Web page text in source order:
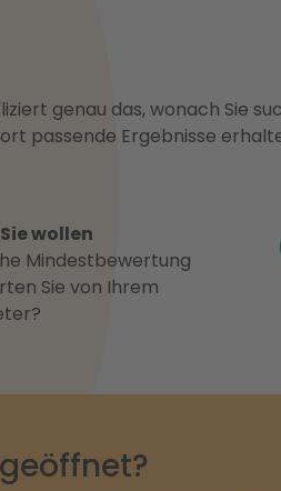
genau das, wonach Sie
passende Ergebnisse
wollen
Mindestbewertung
Sie von Ihrem